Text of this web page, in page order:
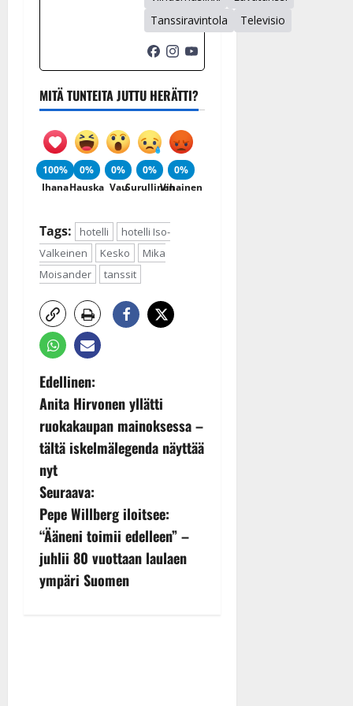
Tanssiravintola
Televisio
MITÄ TUNTEITA JUTTU HERÄTTI?
100%
Ihana
0%
Hauska
0%
Vau
0%
Surullinen
0%
Vihainen
Tags: hotelli
hotelli Iso-
Valkeinen
Kesko
Mika
Moisander
tanssit
P
o
s
t
n
a
v
Edellinen:
Anita Hirvonen yllätti
ruokakaupan mainoksessa –
tältä iskelmälegenda näyttää
nyt
Seuraava:
Pepe Willberg iloitsee:
“Ääneni toimii edelleen” –
juhlii 80 vuottaan laulaen
ympäri Suomen